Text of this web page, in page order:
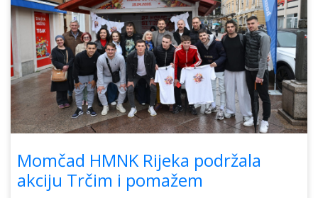
Momčad HMNK Rijeka podržala
akciju Trčim i pomažem